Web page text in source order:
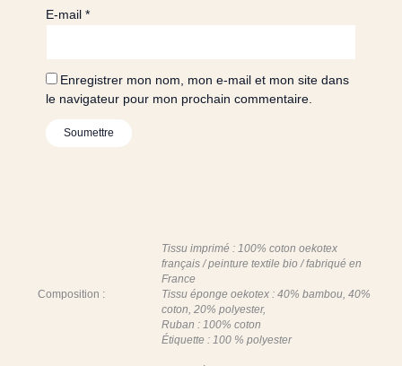
E-mail *
Enregistrer mon nom, mon e-mail et mon site dans
le navigateur pour mon prochain commentaire.
Composition :
Tissu imprimé : 100% coton oekotex
français / peinture textile bio / fabriqué en
France
Tissu éponge oekotex : 40% bambou, 40%
coton, 20% polyester,
Ruban : 100% coton
Étiquette : 100 % polyester